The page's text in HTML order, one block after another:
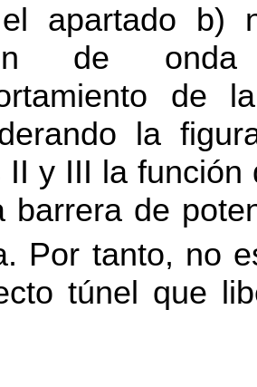
apartado b)
de
de
la
II y III la
barrera de
Por tanto, no
túnel que